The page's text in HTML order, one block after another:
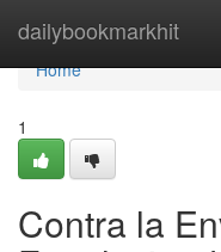
dailybookmarkhit
Home
Home
1
Contra la